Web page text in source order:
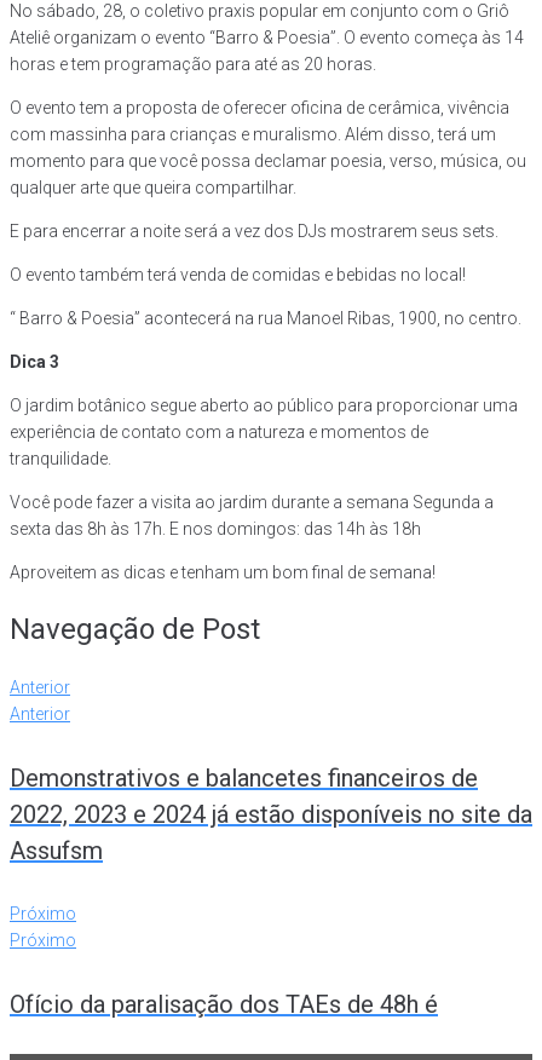
No sábado, 28, o coletivo praxis popular em conjunto com o Griô
Ateliê organizam o evento “Barro & Poesia”. O evento começa às 14
horas e tem programação para até as 20 horas.
O evento tem a proposta de oferecer oficina de cerâmica, vivência
com massinha para crianças e muralismo. Além disso, terá um
momento para que você possa declamar poesia, verso, música, ou
qualquer arte que queira compartilhar.
E para encerrar a noite será a vez dos DJs mostrarem seus sets.
O evento também terá venda de comidas e bebidas no local!
“ Barro & Poesia” acontecerá na rua Manoel Ribas, 1900, no centro.
Dica 3
O jardim botânico segue aberto ao público para proporcionar uma
experiência de contato com a natureza e momentos de
tranquilidade.
Você pode fazer a visita ao jardim durante a semana Segunda a
sexta das 8h às 17h. E nos domingos: das 14h às 18h
Aproveitem as dicas e tenham um bom final de semana!
Navegação de Post
Anterior
Anterior
Demonstrativos e balancetes financeiros de
2022, 2023 e 2024 já estão disponíveis no site da
Assufsm
Próximo
Próximo
Ofício da paralisação dos TAEs de 48h é